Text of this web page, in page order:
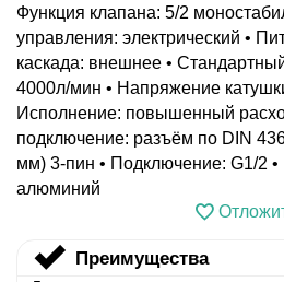
Функция клапана: 5/2
управления: электрический •
каскада: внешнее •
4000л/мин • Напряжение
Исполнение: повышенный
подключение: разъём по DIN
мм) 3-пин • Подключение: G1/2
алюминий
Преимущества